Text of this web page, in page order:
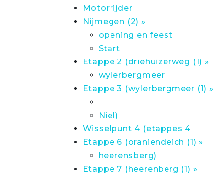
Motorrijder
Nijmegen (2) »
opening en feest
Start
Etappe 2 (driehuizerweg (1) »
wylerbergmeer
Etappe 3 (wylerbergmeer (1) »
Niel)
Wisselpunt 4 (etappes 4
Etappe 6 (oraniendeich (1) »
heerensberg)
Etappe 7 (heerenberg (1) »